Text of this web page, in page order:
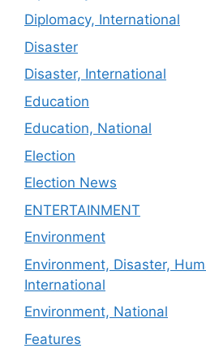
Diplomacy, International
Disaster
Disaster, International
Education
Education, National
Election
Election News
ENTERTAINMENT
Environment
Environment, Disaster,
International
Environment, National
Features